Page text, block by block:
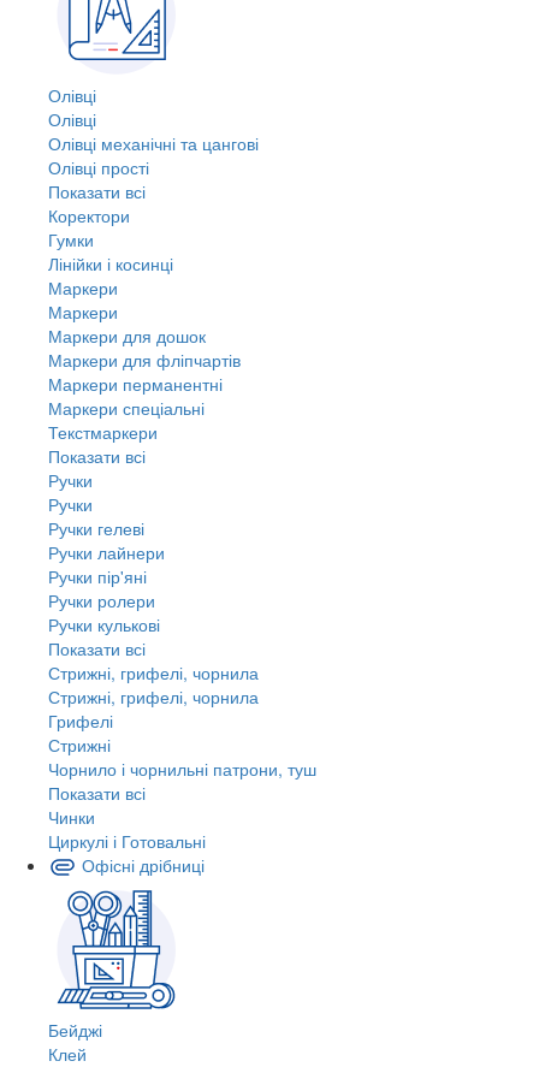
Олівці
Олівці
Олівці механічні та цангові
Олівці прості
Показати всі
Коректори
Гумки
Лінійки і косинці
Маркери
Маркери
Маркери для дошок
Маркери для фліпчартів
Маркери перманентні
Маркери спеціальні
Текстмаркери
Показати всі
Ручки
Ручки
Ручки гелеві
Ручки лайнери
Ручки пір'яні
Ручки ролери
Ручки кулькові
Показати всі
Стрижні, грифелі, чорнила
Стрижні, грифелі, чорнила
Грифелі
Стрижні
Чорнило і чорнильні патрони, туш
Показати всі
Чинки
Циркулі і Готовальні
Офісні дрібниці
Бейджі
Клей